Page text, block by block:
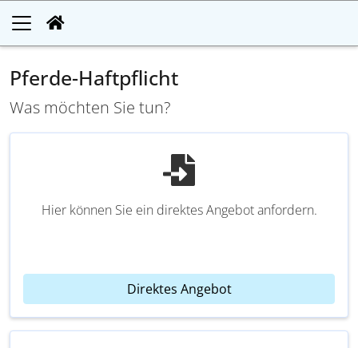
Pferde-Haftpflicht
Was möchten Sie tun?
Hier können Sie ein direktes Angebot anfordern.
Direktes Angebot